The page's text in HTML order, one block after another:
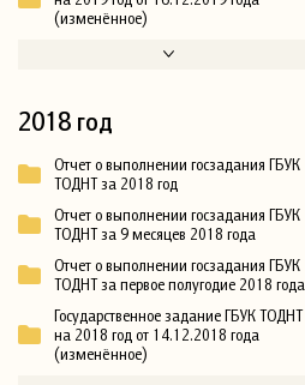
(изменённое)
2018 год
Отчет о выполнении госзадания ГБУК
ТОДНТ за 2018 год
Отчет о выполнении госзадания ГБУК
ТОДНТ за 9 месяцев 2018 года
Отчет о выполнении госзадания ГБУК
ТОДНТ за первое полугодие 2018 года
Государственное задание ГБУК ТОДНТ
на 2018 год от 14.12.2018 года
(изменённое)